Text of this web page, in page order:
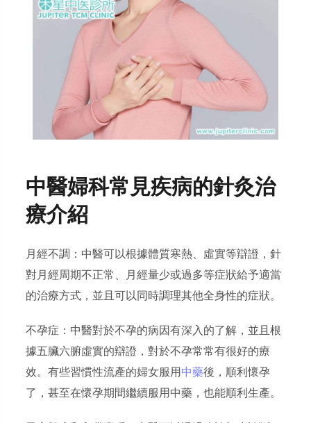
中醫婦科常見疾病的針灸治
療介紹
月經不調：中醫可以根據體質寒熱、虛實等辯證，針
對月經周期不正常、月經量少或過多等症狀給予適當
的治療方式，並且可以同時調理其他全身性的症狀。
不孕症：中醫對於不孕的病因有深入的了解，並且根
據五臟六腑虛實的辯證，對於不孕常常有很好的療
效。有些習慣性流產的婦女服用中藥後，順利懷孕
了，甚至在懷孕期間繼續服用中藥，也能順利生產。